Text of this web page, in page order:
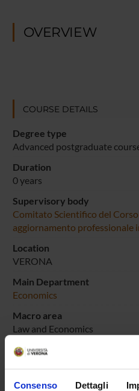
Consenso Dettagli
OVERVIEW
COURSE DETAILS
Degree type
Advanced postgraduate
Duration
0 years
Supervisory body
Comitato Scientifico del
aggiornamento professionale
Location
VERONA
Main Department
Economics
Macro area
Law and Economics
Subject area